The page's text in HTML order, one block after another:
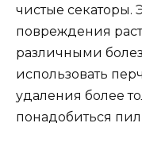
чистые секаторы.
повреждения
различными
использовать
удаления более
понадобиться